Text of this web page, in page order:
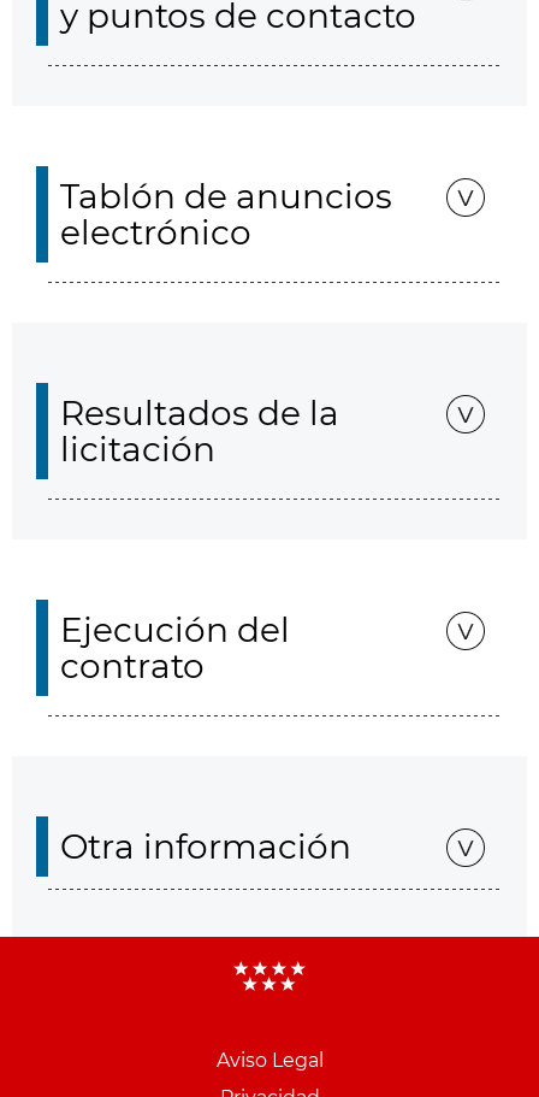
y puntos de contacto
Tablón de anuncios
electrónico
Resultados de la
licitación
Ejecución del
contrato
Otra información
Aviso Legal